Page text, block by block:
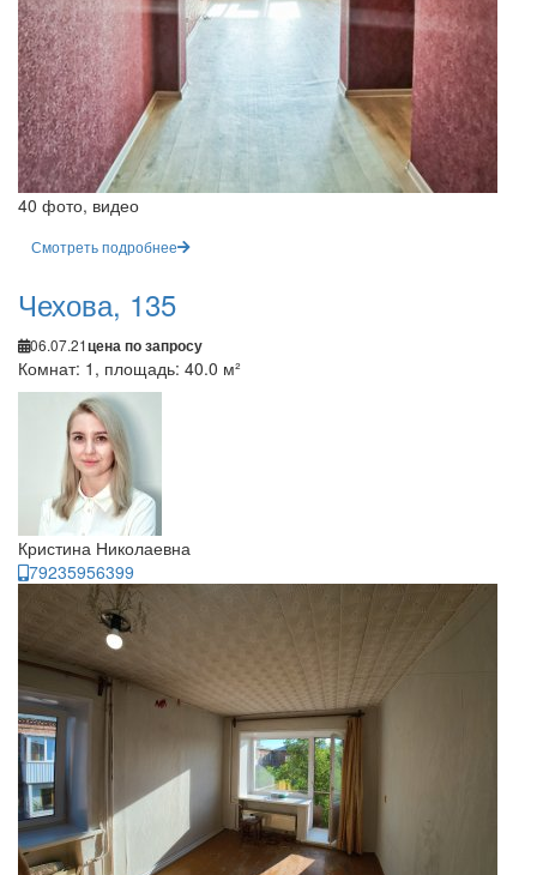
40 фото, видео
Смотреть подробнее
Чехова, 135
06.07.21цена по запросу
Комнат: 1, площадь: 40.0 м²
Кристина Николаевна
79235956399